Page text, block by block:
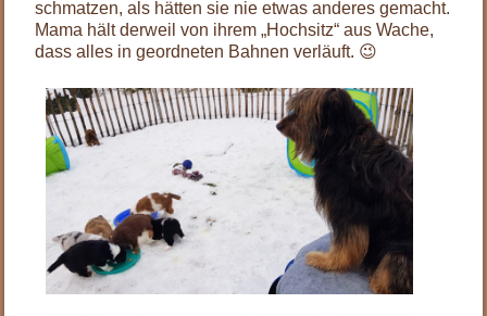
schmatzen, als hätten sie nie etwas anderes gemacht.
Mama hält derweil von ihrem „Hochsitz“ aus Wache,
dass alles in geordneten Bahnen verläuft. 😉